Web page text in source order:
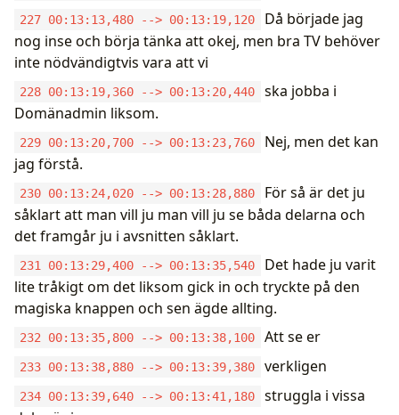
227 00:13:13,480 --> 00:13:19,120
Då började jag
nog inse och börja tänka att okej, men bra TV behöver
inte nödvändigtvis vara att vi
228 00:13:19,360 --> 00:13:20,440
ska jobba i
Domänadmin liksom.
229 00:13:20,700 --> 00:13:23,760
Nej, men det kan
jag förstå.
230 00:13:24,020 --> 00:13:28,880
För så är det ju
såklart att man vill ju man vill ju se båda delarna och
det framgår ju i avsnitten såklart.
231 00:13:29,400 --> 00:13:35,540
Det hade ju varit
lite tråkigt om det liksom gick in och tryckte på den
magiska knappen och sen ägde allting.
232 00:13:35,800 --> 00:13:38,100 Att se er
233 00:13:38,880 --> 00:13:39,380 verkligen
234 00:13:39,640 --> 00:13:41,180
struggla i vissa